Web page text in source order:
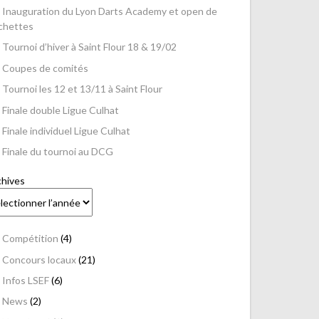
Inauguration du Lyon Darts Academy et open de
Tournoi d’hiver à Saint Flour 18 & 19/02
Coupes de comités
Tournoi les 12 et 13/11 à Saint Flour
Finale double Ligue Culhat
Finale individuel Ligue Culhat
Finale du tournoi au DCG
Compétition (4)
Concours locaux(21)
Infos LSEF(6)
News (2)